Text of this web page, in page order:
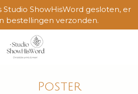
ShowHisWord gesloten, er
bestellingen verzonden.
Poster